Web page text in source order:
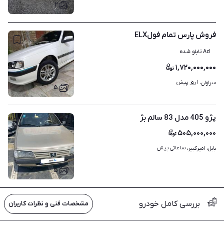
۲
۵
فروش پارس تمام فولELX
Ad تابلو شده
۱,۷۲۰,۰۰۰,۰۰۰
سراوان، ۱ روز پیش
۵
پژو 405 مدل 83 سالم بژ
۵۰۵,۰۰۰,۰۰۰
بابل، امیرکبیر، ساعاتی پیش
بررسی کامل خودرو مشخصات فنی و نظرات کاربران